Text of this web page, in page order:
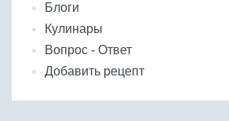
Блоги
Кулинары
Вопрос - Ответ
Добавить рецепт